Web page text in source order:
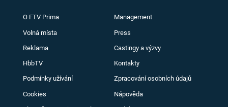
O FTV Prima Management
Volná místa Press
Reklama Castingy a výzvy
HbbTV Kontakty
Podmínky užívání Zpracování osobních údajů
Cookies Nápověda